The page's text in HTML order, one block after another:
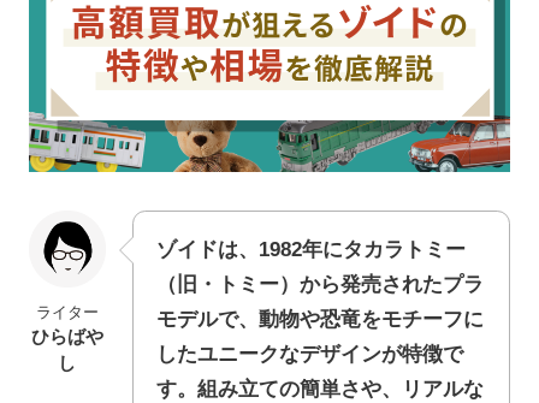
ライター
ひらばや
し
ゾイドは、1982年にタカラトミー
（旧・トミー）から発売されたプラ
モデルで、動物や恐竜をモチーフに
したユニークなデザインが特徴で
す。組み立ての簡単さや、リアルな